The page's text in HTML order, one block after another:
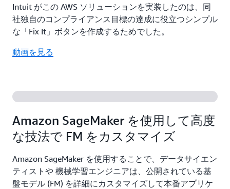
Intuit がこの AWS ソリューションを実装したのは、同
社独自のコンプライアンス目標の達成に役立つシンプル
な「Fix It」ボタンを作成するためでした。
動画を見る
Amazon SageMaker を使用して高度
な技法で FM をカスタマイズ
Amazon SageMaker を使用することで、データサイエン
ティストや 機械学習エンジニアは、公開されている基
盤モデル (FM) を詳細にカスタマイズして本番アプリケ